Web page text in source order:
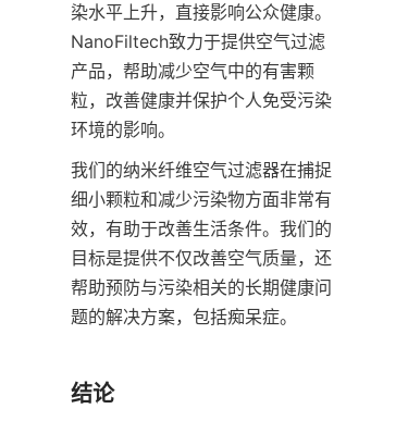
染水平上升，直接影响公众健康。
NanoFiltech致力于提供空气过滤
产品，帮助减少空气中的有害颗
粒，改善健康并保护个人免受污染
环境的影响。
我们的纳米纤维空气过滤器在捕捉
细小颗粒和减少污染物方面非常有
效，有助于改善生活条件。我们的
目标是提供不仅改善空气质量，还
帮助预防与污染相关的长期健康问
题的解决方案，包括痴呆症。
结论